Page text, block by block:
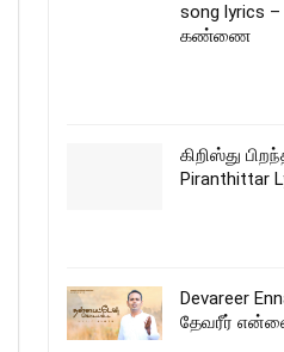
song lyrics
கண்ணை
கிறிஸ்து
Piranthittar
Devareer
தேவரீர்